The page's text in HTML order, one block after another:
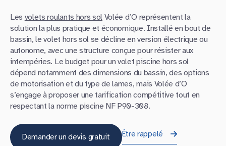
Les volets roulants hors sol Volée d’O représentent la
solution la plus pratique et économique. Installé en bout de
bassin, le volet hors sol se décline en version électrique ou
autonome, avec une structure conçue pour résister aux
intempéries. Le budget pour un volet piscine hors sol
dépend notamment des dimensions du bassin, des options
de motorisation et du type de lames, mais Volée d’O
s’engage à proposer une tarification compétitive tout en
respectant la norme piscine NF P90-308.
Demander un devis gratuit Être rappelé